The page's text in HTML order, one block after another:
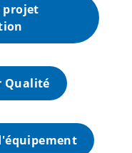
projet
Qualité